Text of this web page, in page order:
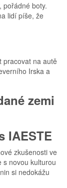
pořádné boty.
lidí píše, že
pracovat na autě
Irska a
zemi
IAESTE
zkušenosti ve
s novou kulturou
si nedokážu